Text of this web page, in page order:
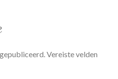
Vereiste velden